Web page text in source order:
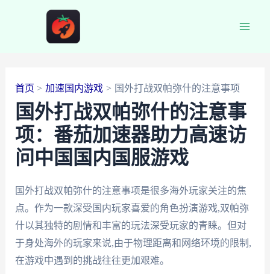
首页 加速国内游戏 国外打战双帕弥什的注意事项
国外打战双帕弥什的注意事
项：番茄加速器助力高速访
问中国国内国服游戏
国外打战双帕弥什的注意事项是很多海外玩家关注的焦
点。作为一款深受国内玩家喜爱的角色扮演游戏,双帕弥
什以其独特的剧情和丰富的玩法深受玩家的青睐。但对
于身处海外的玩家来说,由于物理距离和网络环境的限制,
在游戏中遇到的挑战往往更加艰难。